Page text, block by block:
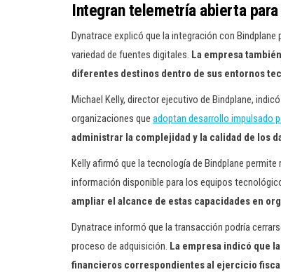
Integran telemetría abierta
Dynatrace explicó que la integración con
variedad de fuentes digitales. La empresa
diferentes destinos dentro de sus entornos
Michael Kelly, director ejecutivo de Bindplane,
organizaciones que adoptan desarrollo impulsado
administrar la complejidad y la calidad de los
Kelly afirmó que la tecnología de Bindplane
información disponible para los equipos
ampliar el alcance de estas capacidades en
Dynatrace informó que la transacción podría
proceso de adquisición. La empresa indicó que
financieros correspondientes al ejercicio